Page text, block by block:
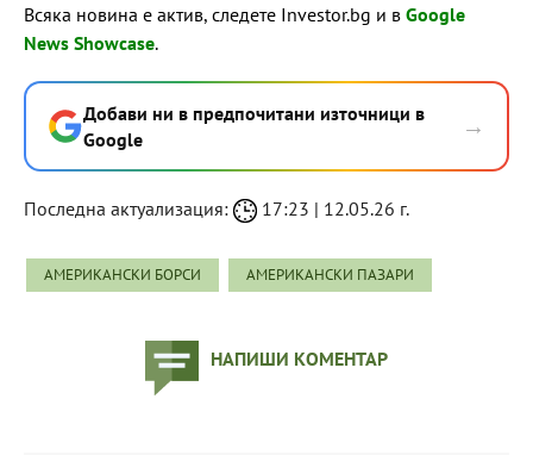
Всяка новина е актив, следете Investor.bg и в Google
News Showcase.
Добави ни в предпочитани източници в
Google
→
Последна актуализация: 17:23 | 12.05.26 г.
АМЕРИКАНСКИ БОРСИ АМЕРИКАНСКИ ПАЗАРИ
НАПИШИ КОМЕНТАР